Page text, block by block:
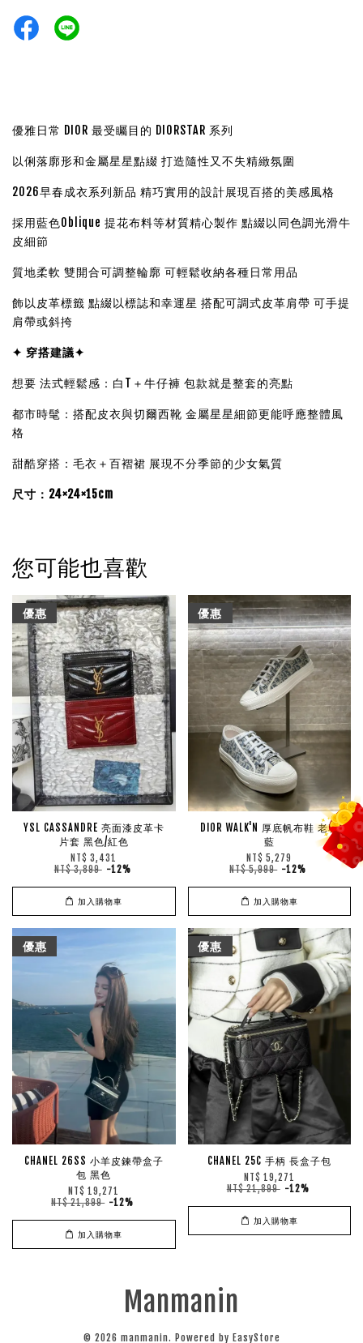
優雅日常 DIOR 最受矚目的 DIORSTAR 系列
以俐落廓形和金屬星星點綴 打造隨性又不失精緻氛圍
2026早春成衣系列新品 精巧實用的設計展現百搭的美感風格
採用藍色Oblique 提花布料等材質精心製作 點綴以同色調光滑牛
皮細節
質地柔軟 雙開合可調整輪廓 可輕鬆收納各種日常用品
飾以皮革標籤 點綴以標誌和幸運星 搭配可調式皮革肩帶 可手提
肩帶或斜挎
✦ 穿搭建議✦
想要 法式輕鬆感：白T＋牛仔褲 包款就是整套的亮點
都市時髦：搭配皮衣與切爾西靴 金屬星星細節更能呼應整體風
格
甜酷穿搭：毛衣＋百褶裙 展現不分季節的少女氣質
尺寸：24×24×15cm
您可能也喜歡
優惠
YSL CASSANDRE 亮面漆皮革卡
片套 黑色/紅色
NT$ 3,431
NT$ 3,899 -12%
加入購物車
優惠
DIOR WALK'N 厚底帆布鞋 老花
藍
NT$ 5,279
NT$ 5,999 -12%
加入購物車
優惠
CHANEL 26SS 小羊皮鍊帶盒子
包 黑色
NT$ 19,271
NT$ 21,899 -12%
加入購物車
優惠
CHANEL 25C 手柄 長盒子包
NT$ 19,271
NT$ 21,899 -12%
加入購物車
Manmanin
© 2026 manmanin. Powered by EasyStore